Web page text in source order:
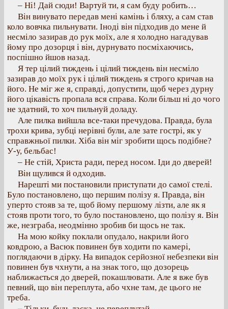
– Ні! Дай сюди! Вартуй ти, я сам буду робить…
Він винувато передав мені камінь і бляху, а сам став
коло вовчка пильнувати. Іноді він підходив до мене й
несміло зазирав до рук моїх, але я холодно нагадував
йому про дозорця і він, дурнувато посміхаючись,
поспішно йшов назад.
Я тер цілий тиждень і цілий тиждень він несміло
зазирав до моїх рук і цілий тиждень я строго кричав на
його. Не міг же я, справді, допустити, щоб через дурну
його цікавість пропала вся справа. Коли більш ні до чого
не здатний, то хоч пильнуй доладу.
Але пилка вийшла все-таки пречудова. Правда, була
трохи крива, зубці нерівні були, але зате гострі, як у
справжньої пилки. Хіба він міг зробити щось подібне?
У-у, бельбас!
– Не стій, Христа ради, перед носом. Іди до дверей!
Він щулився й одходив.
Нарешті ми постановили приступати до самої стелі.
Було постановлено, що першим полізу я. Правда, він
уперто стояв за те, щоб йому першому лізти, але як я
стояв проти того, то було постановлено, що полізу я. Він
же, незграба, неодмінно зробив би щось не так.
На мою койку поклали опудало, накрили його
ковдрою, а Васюк повинен був ходити по камері,
поглядаючи в дірку. На випадок серйозної небезпеки він
повинен був чхнути, а на знак того, що дозорець
наближається до дверей, покашлювати. Але я вже був
певний, що він переплута, або чхне там, де цього не
треба.